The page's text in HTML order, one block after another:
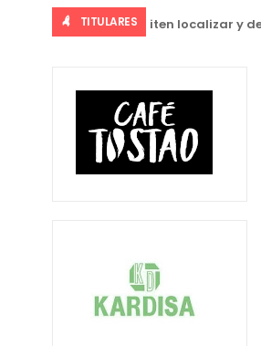
TITULARES
del Ejército permiten localizar y